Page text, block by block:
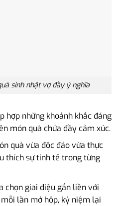
sinh nhật vợ đầy ý nghĩa
hợp những khoảnh khắc đáng
món quà chứa đầy cảm xúc.
quà vừa độc đáo vừa thực
thích sự tinh tế trong từng
chọn giai điệu gắn liền với
lần mở hộp, kỷ niệm lại